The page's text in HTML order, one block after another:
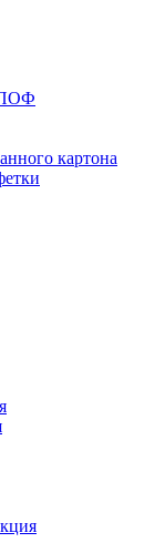
ПОФ
картона